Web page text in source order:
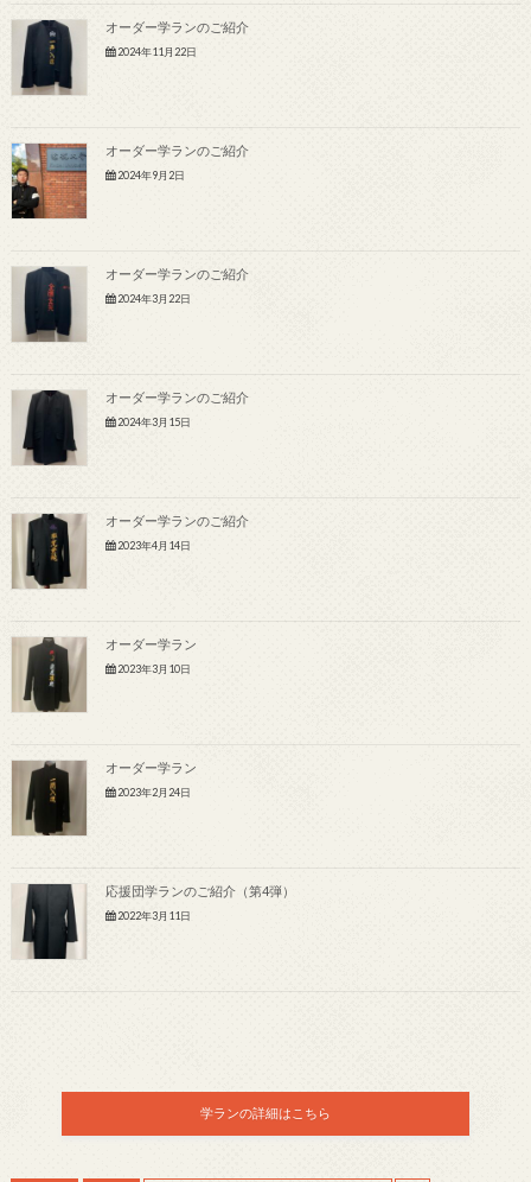
オーダー学ランのご紹介
2024年11月22日
オーダー学ランのご紹介
2024年9月2日
オーダー学ランのご紹介
2024年3月22日
オーダー学ランのご紹介
2024年3月15日
オーダー学ランのご紹介
2023年4月14日
オーダー学ラン
2023年3月10日
オーダー学ラン
2023年2月24日
応援団学ランのご紹介（第4弾）
2022年3月11日
学ランの詳細はこちら